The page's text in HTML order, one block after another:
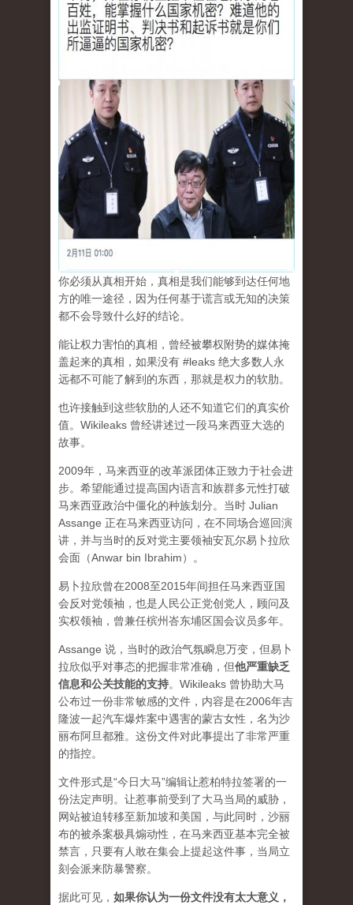
你必须从真相开始，真相是我们能够到达任何地
方的唯一途径，因为任何基于谎言或无知的决策
都不会导致什么好的结论。
能让权力害怕的真相，曾经被攀权附势的媒体掩
盖起来的真相，如果没有 #leaks 绝大多数人永
远都不可能了解到的东西，那就是权力的软肋。
也许接触到这些软肋的人还不知道它们的真实价
值。Wikileaks 曾经讲述过一段马来西亚大选的
故事。
2009年，马来西亚的改革派团体正致力于社会进
步。希望能通过提高国内语言和族群多元性打破
马来西亚政治中僵化的种族划分。当时 Julian
Assange 正在马来西亚访问，在不同场合巡回演
讲，并与当时的反对党主要领袖安瓦尔易卜拉欣
会面（Anwar bin Ibrahim）。
易卜拉欣曾在2008至2015年间担任马来西亚国
会反对党领袖，也是人民公正党创党人，顾问及
实权领袖，曾兼任槟州峇东埔区国会议员多年。
Assange 说，当时的政治气氛瞬息万变，但易卜
拉欣似乎对事态的把握非常准确，但他严重缺乏
信息和公关技能的支持。Wikileaks 曾协助大马
公布过一份非常敏感的文件，内容是在2006年吉
隆波一起汽车爆炸案中遇害的蒙古女性，名为沙
丽布阿旦都雅。这份文件对此事提出了非常严重
的指控。
文件形式是“今日大马”编辑让惹柏特拉签署的一
份法定声明。让惹事前受到了大马当局的威胁，
网站被迫转移至新加坡和美国，与此同时，沙丽
布的被杀案极具煽动性，在马来西亚基本完全被
禁言，只要有人敢在集会上提起这件事，当局立
刻会派来防暴警察。
据此可见， 如果你认为一份文件没有太大意义，